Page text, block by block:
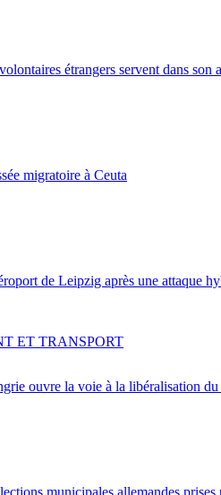
étrangers servent dans son
migratoire à Ceuta
de Leipzig après une attaque
ouvre la voie à la libéralisation du
ET TRANSPORT
municipales allemandes